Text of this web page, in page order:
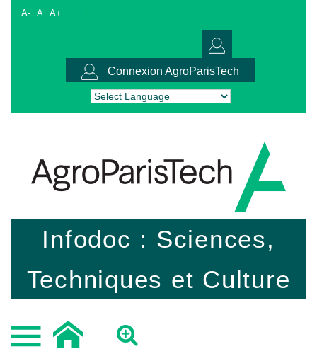
A- A A+
Connexion AgroParisTech
Powered by Translate
Infodoc : Sciences,
Techniques et Culture